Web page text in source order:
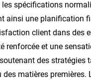
spécifications
ainsi une planification
client dans des
renforcée et une
des stratégies
matières premières.